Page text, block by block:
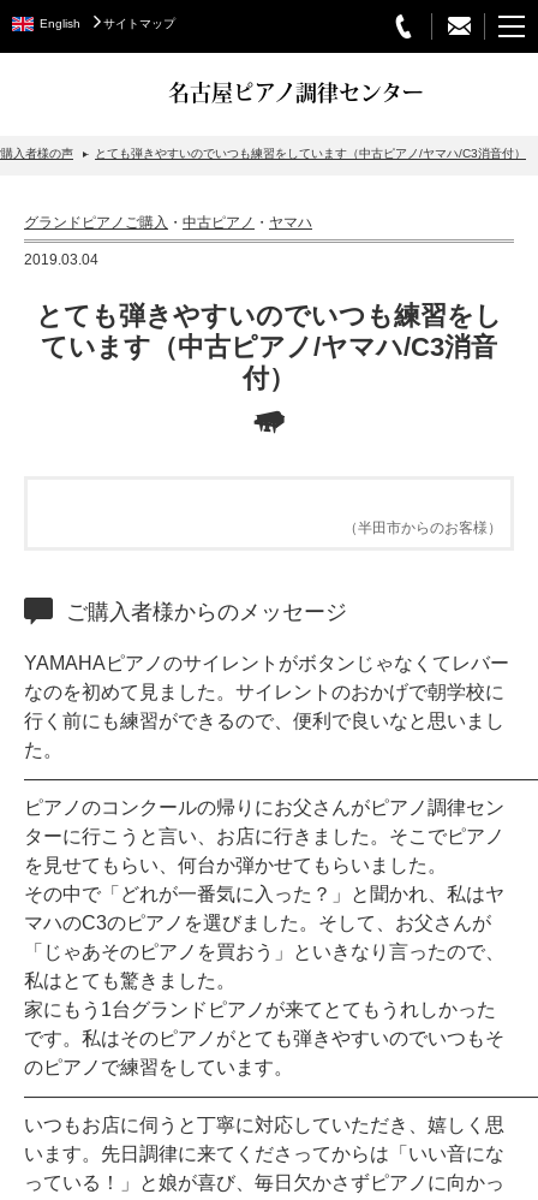
English サイトマップ
名古屋ピアノ調律センター
スタインウェイについて
アップライトピアノ
中古ピアノ
調律
修理
タッチ・音色の調整
ピアノクリーニングと引越し
ピアノレンタル
スタッフ紹介
入者様の声 とても弾きやすいのでいつも練習をしています（中古ピアノ/ヤマハ/C3消音付）
グランドピアノご購入 ・ 中古ピアノ ・ ヤマハ
2019.03.04
とても弾きやすいのでいつも練習をし
ています（中古ピアノ/ヤマハ/C3消音
付）
（半田市からのお客様）
ご購入者様からのメッセージ
YAMAHAピアノのサイレントがボタンじゃなくてレバー
なのを初めて見ました。サイレントのおかげで朝学校に
行く前にも練習ができるので、便利で良いなと思いまし
た。
ピアノのコンクールの帰りにお父さんがピアノ調律セン
ターに行こうと言い、お店に行きました。そこでピアノ
を見せてもらい、何台か弾かせてもらいました。
その中で「どれが一番気に入った？」と聞かれ、私はヤ
マハのC3のピアノを選びました。そして、お父さんが
「じゃあそのピアノを買おう」といきなり言ったので、
私はとても驚きました。
家にもう1台グランドピアノが来てとてもうれしかった
です。私はそのピアノがとても弾きやすいのでいつもそ
のピアノで練習をしています。
いつもお店に伺うと丁寧に対応していただき、嬉しく思
います。先日調律に来てくださってからは「いい音にな
っている！」と娘が喜び、毎日欠かさずピアノに向かっ